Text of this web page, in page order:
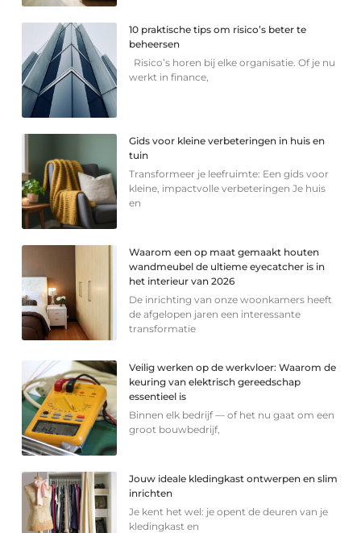
10 praktische tips om risico’s beter te
beheersen
Risico’s horen bij elke organisatie. Of je nu
werkt in finance,
Gids voor kleine verbeteringen in huis en
tuin
Transformeer je leefruimte: Een gids voor
kleine, impactvolle verbeteringen Je huis
en
Waarom een op maat gemaakt houten
wandmeubel de ultieme eyecatcher is in
het interieur van 2026
De inrichting van onze woonkamers heeft
de afgelopen jaren een interessante
transformatie
Veilig werken op de werkvloer: Waarom de
keuring van elektrisch gereedschap
essentieel is
Binnen elk bedrijf — of het nu gaat om een
groot bouwbedrijf,
Jouw ideale kledingkast ontwerpen en slim
inrichten
Je kent het wel: je opent de deuren van je
kledingkast en